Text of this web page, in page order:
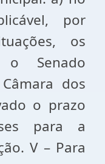
por
os
o Senado
dos
o prazo
para a
V – Para